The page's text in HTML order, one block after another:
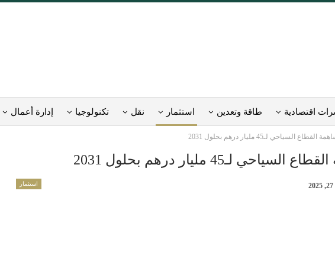
اقتصادية طاقة وتعدين استثمار نقل تكنولوجيا إدارة أعمال
السياحي لـ45 مليار درهم بحلول 2031
لـ45 مليار درهم بحلول 2031
استثمار